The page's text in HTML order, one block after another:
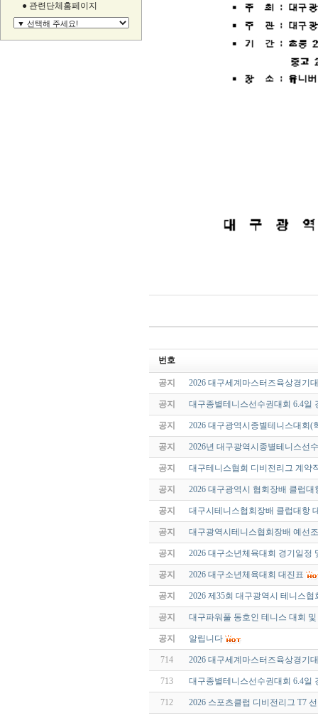
● 관련단체홈페이지
번호
공지 2026 대구세계마스터즈육상경기
공지 대구종별테니스선수권대회 6.4일
공지 2026 대구광역시종별테니스대회(
공지 2026년 대구광역시종별테니스선
공지 대구테니스협회 디비전리그 계약
공지 2026 대구광역시 협회장배 클럽
공지 대구시테니스협회장배 클럽대항
공지 대구광역시테니스협회장배 예선
공지 2026 대구소년체육대회 경기일정
공지 2026 대구소년체육대회 대진표
공지 2026 제35회 대구광역시 테니스
공지 대구파워풀 동호인 테니스 대회
공지 알립니다
714 2026 대구세계마스터즈육상경기
713 대구종별테니스선수권대회 6.4일
712 2026 스포츠클럽 디비전리그 T7